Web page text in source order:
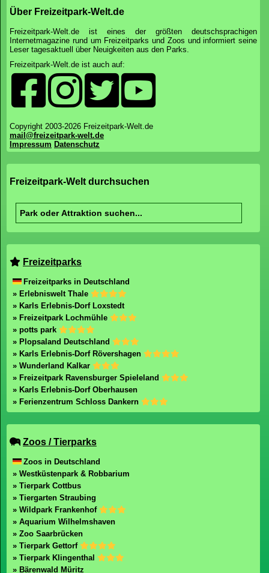
Über Freizeitpark-Welt.de
Freizeitpark-Welt.de ist eines der größten deutschsprachigen
Internetmagazine rund um Freizeitparks und Zoos und informiert seine
Leser tagesaktuell über Neuigkeiten aus den Parks.
Freizeitpark-Welt.de ist auch auf:
Copyright 2003-2026 Freizeitpark-Welt.de
mail@freizeitpark-welt.de
Impressum Datenschutz
Freizeitpark-Welt durchsuchen
Freizeitparks
Freizeitparks in Deutschland
» Erlebniswelt Thale
» Karls Erlebnis-Dorf Loxstedt
» Freizeitpark Lochmühle
» potts park
» Plopsaland Deutschland
» Karls Erlebnis-Dorf Rövershagen
» Wunderland Kalkar
» Freizeitpark Ravensburger Spieleland
» Karls Erlebnis-Dorf Oberhausen
» Ferienzentrum Schloss Dankern
Zoos / Tierparks
Zoos in Deutschland
» Westküstenpark & Robbarium
» Tierpark Cottbus
» Tiergarten Straubing
» Wildpark Frankenhof
» Aquarium Wilhelmshaven
» Zoo Saarbrücken
» Tierpark Gettorf
» Tierpark Klingenthal
» Bärenwald Müritz